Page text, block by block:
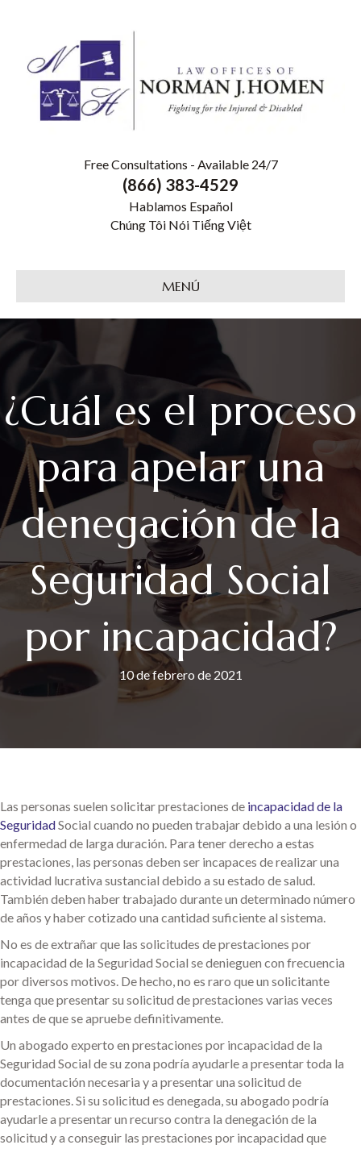
Free Consultations - Available 24/7
(866) 383-4529
Hablamos Español
Chúng Tôi Nói Tiếng Việt
MENÚ
¿Cuál es el proceso
para apelar una
denegación de la
Seguridad Social
por incapacidad?
10 de febrero de 2021
Las personas suelen solicitar prestaciones de incapacidad de la
SeguridadSocial cuando no pueden trabajar debido a una lesión o
enfermedad de larga duración. Para tener derecho a estas
prestaciones, las personas deben ser incapaces de realizar una
actividad lucrativa sustancial debido a su estado de salud.
También deben haber trabajado durante un determinado número
de años y haber cotizado una cantidad suficiente al sistema.
No es de extrañar que las solicitudes de prestaciones por
incapacidad de la Seguridad Social se denieguen con frecuencia
por diversos motivos. De hecho, no es raro que un solicitante
tenga que presentar su solicitud de prestaciones varias veces
antes de que se apruebe definitivamente.
Un abogado experto en prestaciones por incapacidad de la
Seguridad Social de su zona podría ayudarle a presentar toda la
documentación necesaria y a presentar una solicitud de
prestaciones. Si su solicitud es denegada, su abogado podría
ayudarle a presentar un recurso contra la denegación de la
solicitud y a conseguir las prestaciones por incapacidad que